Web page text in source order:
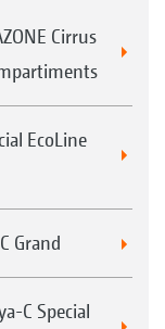
Cirrus
EcoLine
Grand
C Special